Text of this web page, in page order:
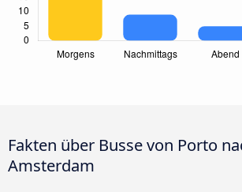
Fakten über Busse von Porto
Amsterdam